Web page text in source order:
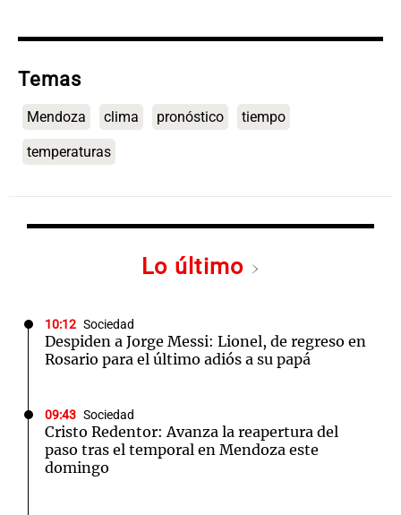
Temas
Mendoza clima pronóstico tiempo
temperaturas
Lo último
10:12 Sociedad
Despiden a Jorge Messi: Lionel, de regreso en
Rosario para el último adiós a su papá
09:43 Sociedad
Cristo Redentor: Avanza la reapertura del
paso tras el temporal en Mendoza este
domingo